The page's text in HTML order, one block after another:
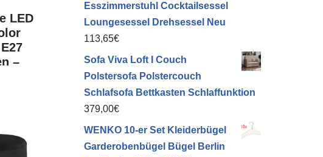
LED
–
Esszimmerstuhl Cocktailsessel
Loungesessel Drehsessel Neu
113,65€
Sofa Viva Loft I Couch
Polstersofa Polstercouch
Schlafsofa Bettkasten Schlaffunktion
379,00€
WENKO 10-er Set Kleiderbügel
Garderobenbügel Bügel Berlin